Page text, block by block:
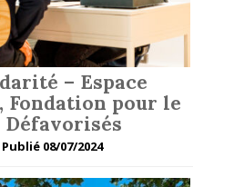
– Espace
Fondation pour le
Défavorisés
08/07/2024